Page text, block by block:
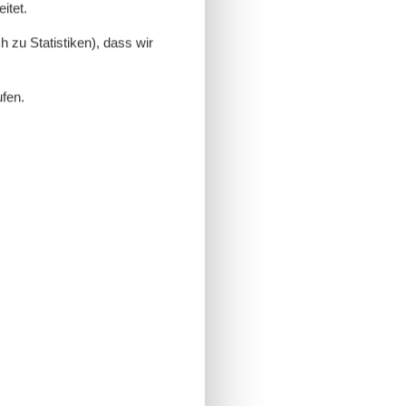
zu Statistiken), dass wir